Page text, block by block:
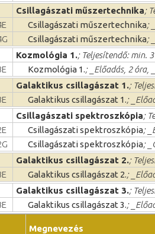
Csillagászati műszertechnika;
Csillagászati műszertechnika;
Csillagászati műszertechnika;
Kozmológia 1.; Teljesítendő: min.
Kozmológia 1.; _Előadás, 2 óra,
Galaktikus csillagászat 1.;
Galaktikus csillagászat 1.;
Csillagászati spektroszkópia;
Csillagászati spektroszkópia;
Csillagászati spektroszkópia;
Galaktikus csillagászat 2.;
Galaktikus csillagászat 2.;
Galaktikus csillagászat 3.;
Galaktikus csillagászat 3.;
Megnevezés